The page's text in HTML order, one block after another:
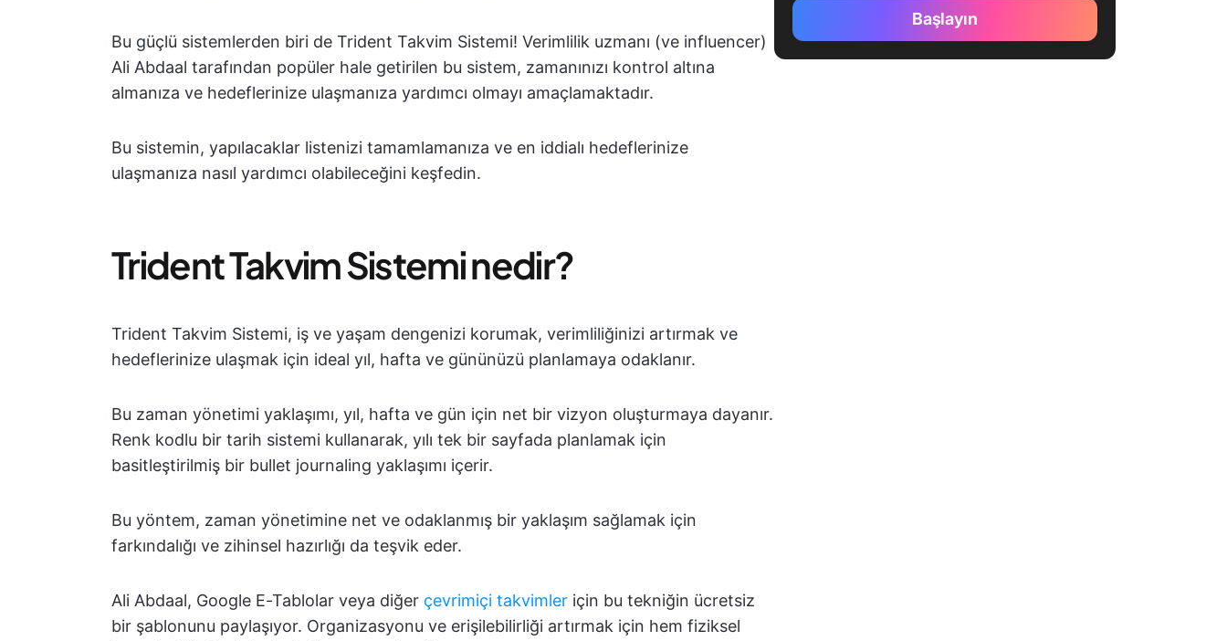
Bu güçlü sistemlerden biri de Trident Takvim Sistemi! Verimlilik uzmanı (ve influencer)
Ali Abdaal tarafından popüler hale getirilen bu sistem, zamanınızı kontrol altına
almanıza ve hedeflerinize ulaşmanıza yardımcı olmayı amaçlamaktadır.
Bu sistemin, yapılacaklar listenizi tamamlamanıza ve en iddialı hedeflerinize
ulaşmanıza nasıl yardımcı olabileceğini keşfedin.
Trident Takvim Sistemi nedir?
Trident Takvim Sistemi, iş ve yaşam dengenizi korumak, verimliliğinizi artırmak ve
hedeflerinize ulaşmak için ideal yıl, hafta ve gününüzü planlamaya odaklanır.
Bu zaman yönetimi yaklaşımı, yıl, hafta ve gün için net bir vizyon oluşturmaya dayanır.
Renk kodlu bir tarih sistemi kullanarak, yılı tek bir sayfada planlamak için
basitleştirilmiş bir bullet journaling yaklaşımı içerir.
Bu yöntem, zaman yönetimine net ve odaklanmış bir yaklaşım sağlamak için
farkındalığı ve zihinsel hazırlığı da teşvik eder.
Ali Abdaal, Google E-Tablolar veya diğer çevrimiçi takvimler için bu tekniğin ücretsiz
bir şablonunu paylaşıyor. Organizasyonu ve erişilebilirliği artırmak için hem fiziksel
Başlayın